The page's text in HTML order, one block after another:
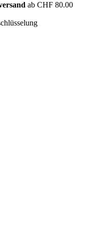
ab CHF 80.00